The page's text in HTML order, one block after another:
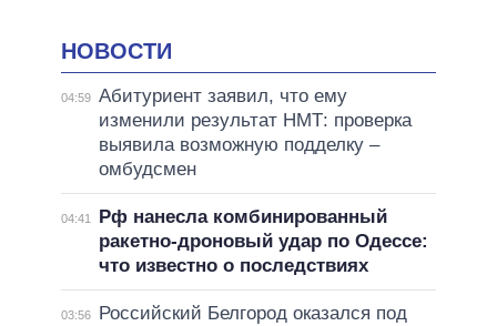
НОВОСТИ
04:59 Абитуриент заявил, что ему
изменили результат НМТ: проверка
выявила возможную подделку –
омбудсмен
04:41
Рф нанесла комбинированный
ракетно-дроновый удар по Одессе:
что известно о последствиях
03:56
Российский Белгород оказался под